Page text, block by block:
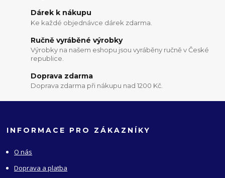
Dárek k nákupu
Ke každé objednávce dárek zdarma.
Ručně vyráběné výrobky
Výrobky na našem eshopu jsou vyráběny ručně v České
republice.
Doprava zdarma
Doprava zdarma při nákupu nad 1200 Kč.
INFORMACE PRO ZÁKAZNÍKY
O nás
Doprava a platba